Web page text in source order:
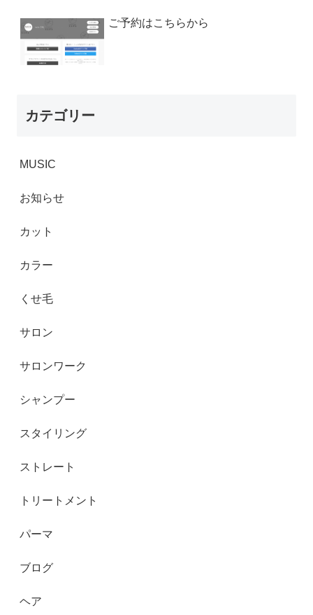
ご予約はこちらから
カテゴリー
MUSIC
お知らせ
カット
カラー
くせ毛
サロン
サロンワーク
シャンプー
スタイリング
ストレート
トリートメント
パーマ
ブログ
ヘア